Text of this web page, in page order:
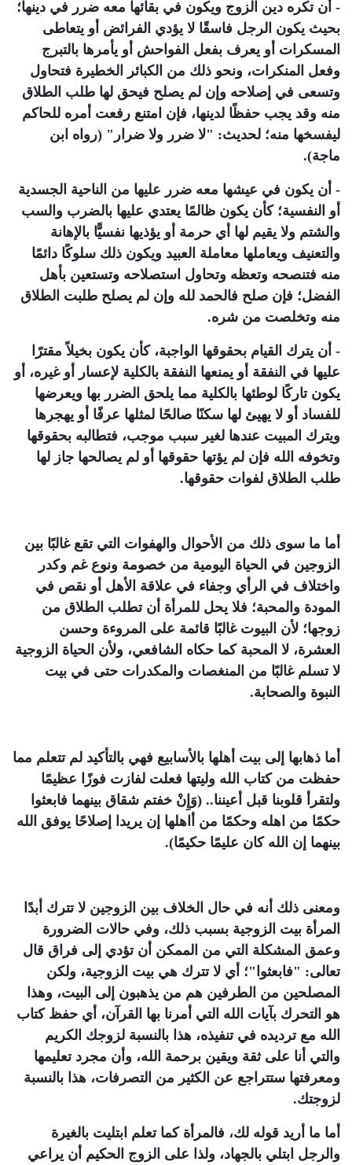
- أن تكره دين الزوج ويكون في بقائها معه ضرر في دينها؛
بحيث يكون الرجل فاسقًا لا يؤدي الفرائض أو يتعاطى
المسكرات أو يعرف بفعل الفواحش أو يأمرها بالتبرج
وفعل المنكرات، ونحو ذلك من الكبائر الخطيرة فتحاول
وتسعى في إصلاحه وإن لم يصلح فيحق لها طلب الطلاق
منه وقد يجب حفظًا لدينها، فإن امتنع رفعت أمره للحاكم
ليفسخها منه؛ لحديث: "لا ضرر ولا ضرار" (رواه ابن
ماجة).
- أن يكون في عيشها معه ضرر عليها من الناحية الجسدية
أو النفسية؛ كأن يكون ظالمًا يعتدي عليها بالضرب والسب
والشتم ولا يقيم لها أي حرمة أو يؤذيها نفسيًّا بالإهانة
والتعنيف ويعاملها معاملة العبيد ويكون ذلك سلوكًا دائمًا
منه فتنصحه وتعظه وتحاول استصلاحه وتستعين بأهل
الفضل؛ فإن صلح فالحمد لله وإن لم يصلح طلبت الطلاق
منه وتخلصت من شره.
- أن يترك القيام بحقوقها الواجبة، كأن يكون بخيلاً مقترًا
عليها في النفقة أو يمنعها النفقة بالكلية لإعسار أو غيره، أو
يكون تاركًا لوطئها بالكلية مما يلحق الضرر بها ويعرضها
للفساد أو لا يهيئ لها سكنًا صالحًا لمثلها عرفًا أو يهجرها
ويترك المبيت عندها لغير سبب موجب، فتطالبه بحقوقها
وتخوفه الله فإن لم يؤتها حقوقها أو لم يصالحها جاز لها
طلب الطلاق لفوات حقوقها.
أما ما سوى ذلك من الأحوال والهفوات التي تقع غالبًا بين
الزوجين في الحياة اليومية من خصومة ونوع غم وكدر
واختلاف في الرأي وجفاء في علاقة الأهل أو نقص في
المودة والمحبة؛ فلا يحل للمرأة أن تطلب الطلاق من
زوجها؛ لأن البيوت غالبًا قائمة على المروءة وحسن
العشرة، لا المحبة كما حكاه الشافعي، ولأن الحياة الزوجية
لا تسلم غالبًا من المنغصات والمكدرات حتى في بيت
النبوة والصحابة.
أما ذهابها إلى بيت أهلها بالأسابيع فهي بالتأكيد لم تتعلم مما
حفظت من كتاب الله وليتها فعلت لفازت فوزًا عظيمًا
ولتقرأ قلوبنا قبل أعيننا.. (وَإِنْ خفتم شقاق بينهما فابعثوا
حكمًا من اهله وحكمًا من أاهلها إن يريدا إصلاحًا يوفق الله
بينهما إن الله كان عليمًا حكيمًا).
ومعنى ذلك أنه في حال الخلاف بين الزوجين لا تترك أبدًا
المرأة بيت الزوجية بسبب ذلك، وفي حالات الضرورة
وعمق المشكلة التي من الممكن أن تؤدي إلى فراق قال
تعالى: "فابعثوا"؛ أي لا تترك هي بيت الزوجية، ولكن
المصلحين من الطرفين هم من يذهبون إلى البيت، وهذا
هو التحرك بآيات الله التي أمرنا بها القرآن، أي حفظ كتاب
الله مع ترديده في تنفيذه، هذا بالنسبة لزوجك الكريم
والتي أنا على ثقة ويقين برحمة الله، وأن مجرد تعليمها
ومعرفتها ستتراجع عن الكثير من التصرفات، هذا بالنسبة
لزوجتك.
أما ما أريد قوله لك، فالمرأة كما تعلم ابتليت بالغيرة
والرجل ابتلي بالجهاد، ولذا على الزوج الحكيم أن يراعي